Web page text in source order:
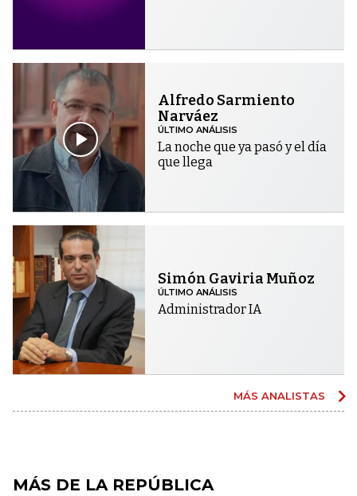
Alfredo Sarmiento
Narváez
ÚLTIMO ANÁLISIS
La noche que ya pasó y el día
que llega
Simón Gaviria Muñoz
ÚLTIMO ANÁLISIS
Administrador IA
MÁS ANALISTAS
MÁS DE LA REPÚBLICA